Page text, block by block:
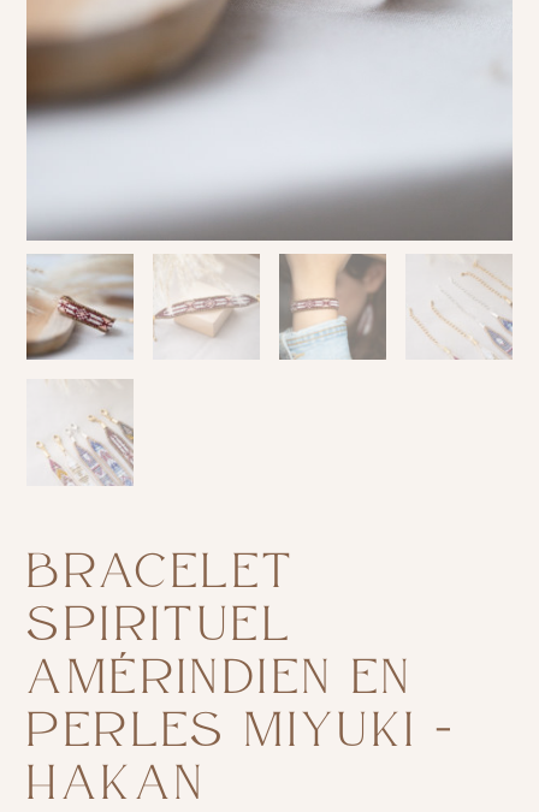
BRACELET
SPIRITUEL
AMÉRINDIEN EN
PERLES MIYUKI –
HAKAN